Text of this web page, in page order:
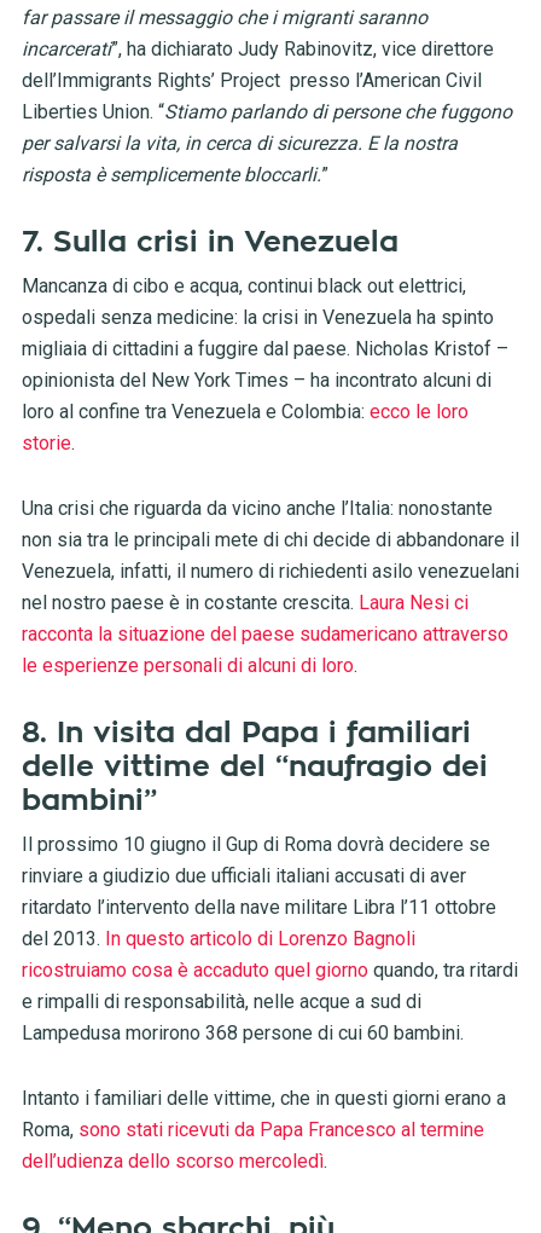
far passare il messaggio che i migranti saranno
incarcerati”, ha dichiarato Judy Rabinovitz, vice direttore
dell’Immigrants Rights’ Project presso l’American Civil
Liberties Union. “Stiamo parlando di persone che fuggono
per salvarsi la vita, in cerca di sicurezza. E la nostra
risposta è semplicemente bloccarli.”
7. Sulla crisi in Venezuela
Mancanza di cibo e acqua, continui black out elettrici,
ospedali senza medicine: la crisi in Venezuela ha spinto
migliaia di cittadini a fuggire dal paese. Nicholas Kristof –
opinionista del New York Times – ha incontrato alcuni di
loro al confine tra Venezuela e Colombia: ecco le loro
storie.
Una crisi che riguarda da vicino anche l’Italia: nonostante
non sia tra le principali mete di chi decide di abbandonare il
Venezuela, infatti, il numero di richiedenti asilo venezuelani
nel nostro paese è in costante crescita. Laura Nesi ci
racconta la situazione del paese sudamericano attraverso
le esperienze personali di alcuni di loro.
8. In visita dal Papa i familiari
delle vittime del “naufragio dei
bambini”
Il prossimo 10 giugno il Gup di Roma dovrà decidere se
rinviare a giudizio due ufficiali italiani accusati di aver
ritardato l’intervento della nave militare Libra l’11 ottobre
del 2013. In questo articolo di Lorenzo Bagnoli
ricostruiamo cosa è accaduto quel giornoquando, tra ritardi
e rimpalli di responsabilità, nelle acque a sud di
Lampedusa morirono 368 persone di cui 60 bambini.
Intanto i familiari delle vittime, che in questi giorni erano a
Roma, sono stati ricevuti da Papa Francesco al termine
dell’udienza dello scorso mercoledì.